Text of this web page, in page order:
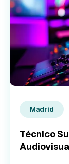
Madrid
Técnico